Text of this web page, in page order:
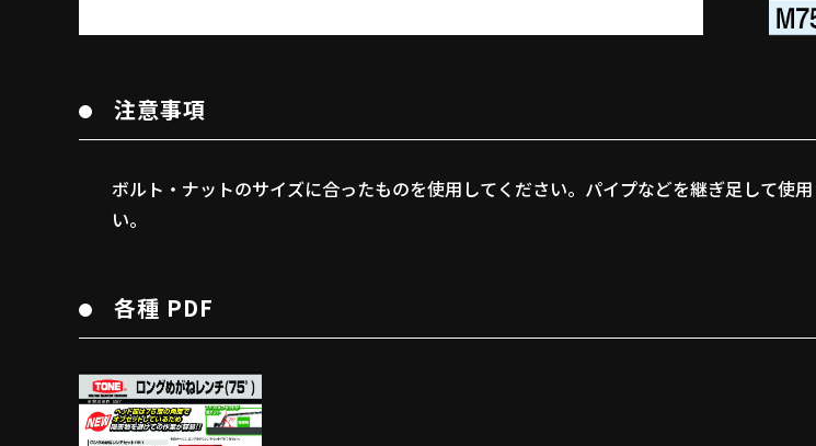
注意事項
ボルト・ナットのサイズに合ったものを使用してください。パイプなどを継ぎ足して使
い。
各種 PDF